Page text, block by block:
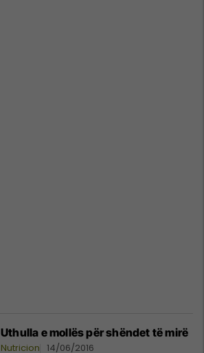
Uthulla e mollës për shëndet të mirë
Nutricion 14/06/2016